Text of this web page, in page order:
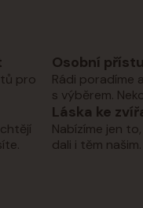
pro
Osobní
Rádi poradíme
s výběrem.
Láska ke
Nabízíme jen
dali i těm našim.